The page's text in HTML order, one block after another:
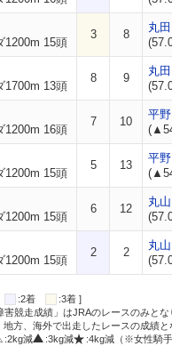
1200m 15頭
3 8
丸
1700m 13頭
8 9
丸
1200m 16頭
7 10
平
1200m 15頭
5 13
平
1200m 15頭
6 12
丸
1200m 15頭
2 2
丸
:2着
:3着 ]
競走成績」はJRAのレースのみとな
方、海外で出走したレースの成績と
:2kg減 :3kg減 :4kg減（※女性騎手